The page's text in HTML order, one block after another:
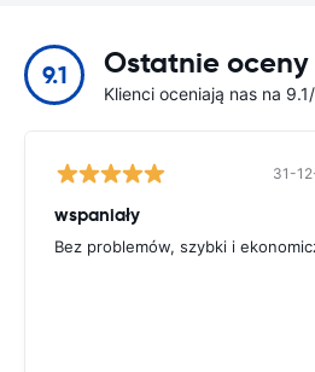
9.1 Ostatnie oceny
Klienci oceniają nas na
31-
wspaniały
Bez problemów, szybki i